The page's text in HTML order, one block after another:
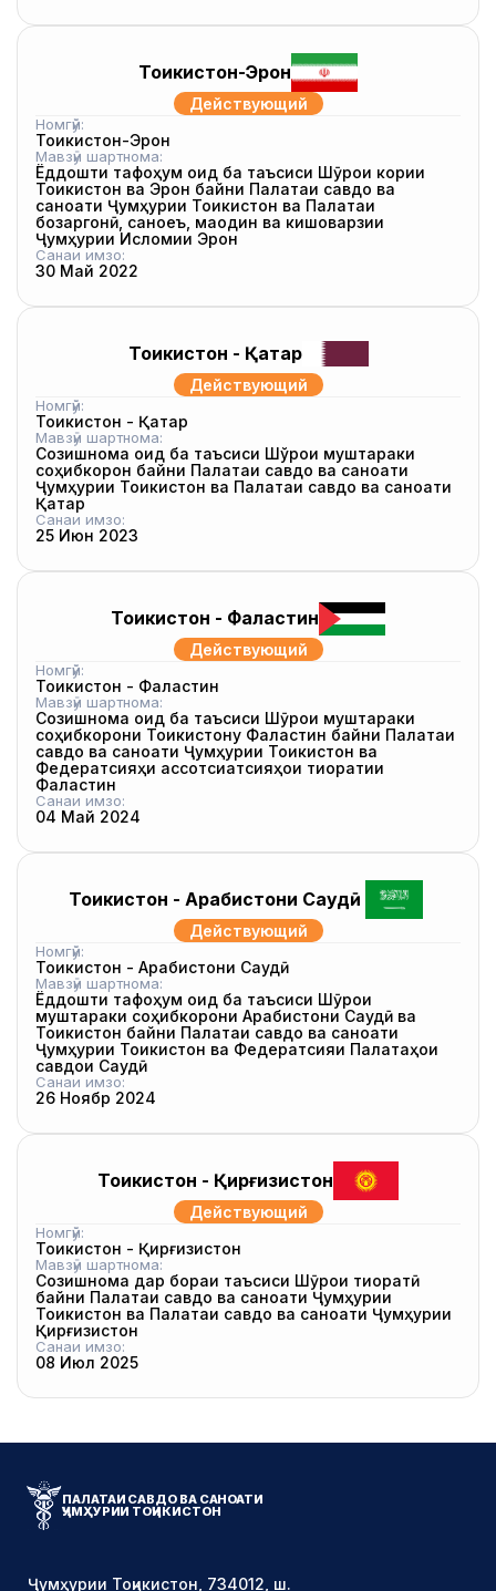
Тоҷикистон-Эрон
Действующий
Номгӯй:
Тоҷикистон-Эрон
Мавзӯи шартнома:
Ёддошти тафоҳум оид ба таъсиси Шӯрои кории
Тоҷикистон ва Эрон байни Палатаи савдо ва
саноати Ҷумҳурии Тоҷикистон ва Палатаи
бозаргонӣ, саноеъ, маодин ва кишоварзии
Ҷумҳурии Исломии Эрон
Санаи имзо:
30 Май 2022
Тоҷикистон - Қатар
Действующий
Номгӯй:
Тоҷикистон - Қатар
Мавзӯи шартнома:
Созишнома оид ба таъсиси Шўрои муштараки
соҳибкорон байни Палатаи савдо ва саноати
Ҷумҳурии Тоҷикистон ва Палатаи савдо ва саноати
Қатар
Санаи имзо:
25 Июн 2023
Тоҷикистон - Фаластин
Действующий
Номгӯй:
Тоҷикистон - Фаластин
Мавзӯи шартнома:
Созишнома оид ба таъсиси Шӯрои муштараки
соҳибкорони Тоҷикистону Фаластин байни Палатаи
савдо ва саноати Ҷумҳурии Тоҷикистон ва
Федератсияҳи ассотсиатсияҳои тиҷоратии
Фаластин
Санаи имзо:
04 Май 2024
Тоҷикистон - Арабистони Саудӣ
Действующий
Номгӯй:
Тоҷикистон - Арабистони Саудӣ
Мавзӯи шартнома:
Ёддошти тафоҳум оид ба таъсиси Шӯрои
муштараки соҳибкорони Арабистони Саудӣ ва
Тоҷикистон байни Палатаи савдо ва саноати
Ҷумҳурии Тоҷикистон ва Федератсияи Палатаҳои
савдои Саудӣ
Санаи имзо:
26 Ноябр 2024
Тоҷикистон - Қирғизистон
Действующий
Номгӯй:
Тоҷикистон - Қирғизистон
Мавзӯи шартнома:
Созишнома дар бораи таъсиси Шӯрои тиҷоратӣ
байни Палатаи савдо ва саноати Ҷумҳурии
Тоҷикистон ва Палатаи савдо ва саноати Ҷумҳурии
Қирғизистон
Санаи имзо:
08 Июл 2025
ПАЛАТАИ САВДО ВА САНОАТИ
ҶУМҲУРИИ ТОҶИКИСТОН
Ҷумҳурии Тоҷикистон, 734012, ш.